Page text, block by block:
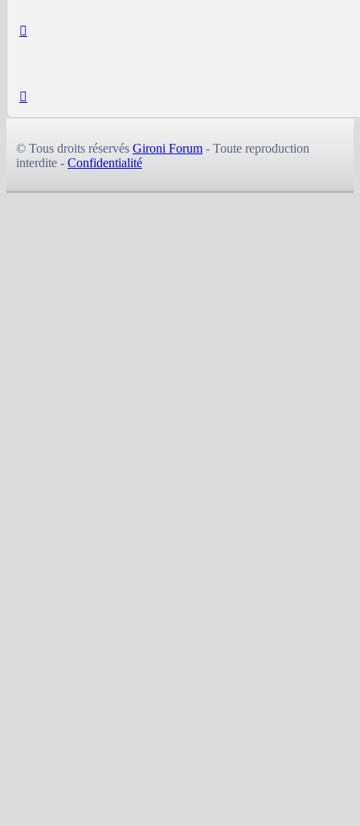
© Tous droits réservés Gironi Forum - Toute reproduction
interdite - Confidentialité